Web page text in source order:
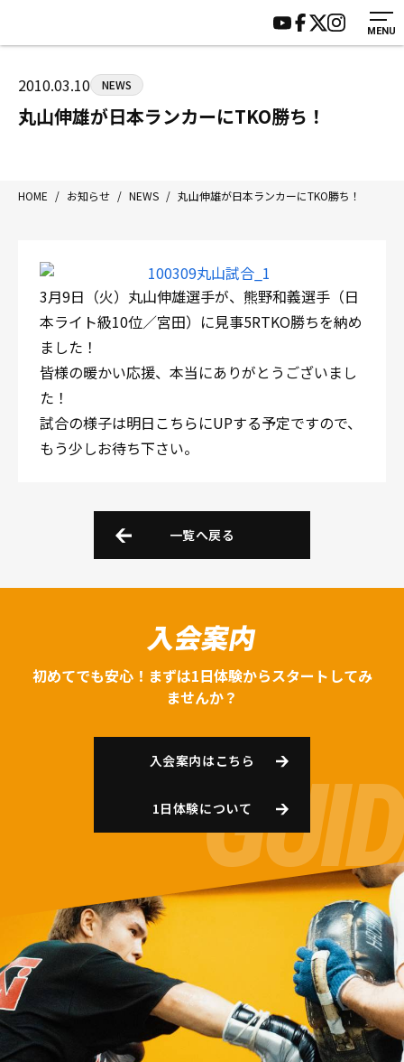
MENU
八王子中屋ボクシングジム
〒192-0072 東京都八王子市南町3-8 第2原嶋ビル1F
Tel/Fax：042-622-7222
営業時間：月〜土 14:00〜22:00 / 日・祝 14:00〜19:00
HOME
ジムについて
トレーニング
入会案内
施設紹介
会員様の声
サポーター募集
2010.03.10 NEWS
丸山伸雄が日本ランカーにTKO勝ち！
HOME / お知らせ / NEWS / 丸山伸雄が日本ランカーにTKO勝ち！
3月9日（火）丸山伸雄選手が、熊野和義選手（日
本ライト級10位／宮田）に見事5RTKO勝ちを納め
ました！
皆様の暖かい応援、本当にありがとうございまし
た！
試合の様子は明日こちらにUPする予定ですので、
もう少しお待ち下さい。
一覧へ戻る
入会案内
初めてでも安心！まずは1日体験からスタートしてみ
ませんか？
入会案内はこちら
1日体験について